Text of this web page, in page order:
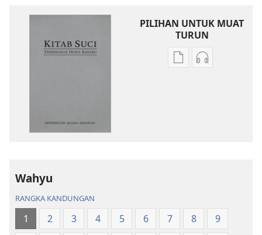
PILIHAN UNTUK MUAT
TURUN
PilihanPilihan
Wahyu
RANGKA KANDUNGAN
1 2 3 4 5 6 7 8
9